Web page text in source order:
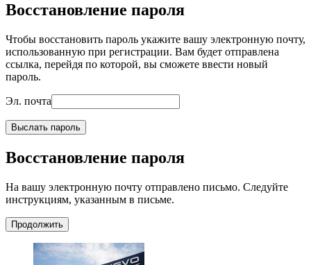
Восстановление пароля
Чтобы восстановить пароль укажите вашу электронную почту,
использованную при регистрации. Вам будет отправлена
ссылка, перейдя по которой, вы сможете ввести новый
пароль.
Эл. почта
Выслать пароль
Восстановление пароля
На вашу электронную почту отправлено письмо. Следуйте
инструкциям, указанным в письме.
Продолжить